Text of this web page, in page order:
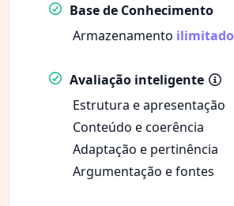
Base de Conhecimento
Armazenamento ilimitado
Avaliação inteligente
Estrutura e apresentação
Conteúdo e coerência
Adaptação e pertinência
Argumentação e fontes